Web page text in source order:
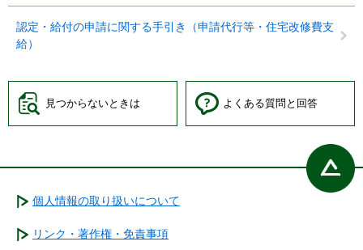
認定・給付の申請に関する手引き（申請代行等・住宅改修費支
給）
見つからないときは よくある質問と回答
個人情報の取り扱いについて
リンク・著作権・免責事項